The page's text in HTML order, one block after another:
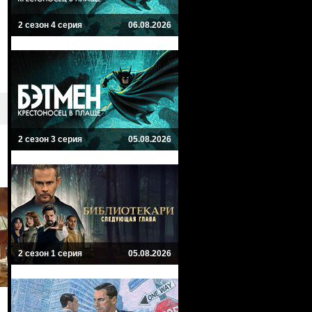
2 сезон 4 серия 06.08.2026
2 сезон 3 серия 05.08.2026
2 сезон 1 серия 05.08.2026